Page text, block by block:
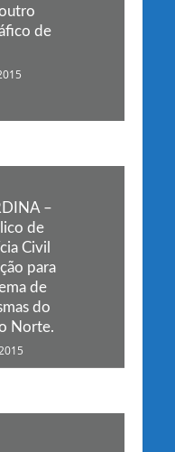
de
–
de
Civil
para
de
do
Norte.